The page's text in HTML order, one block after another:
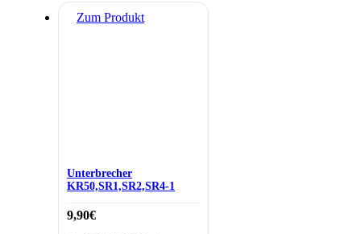
Zum Produkt
Unterbrecher
KR50,SR1,SR2,SR4-1
9,90€